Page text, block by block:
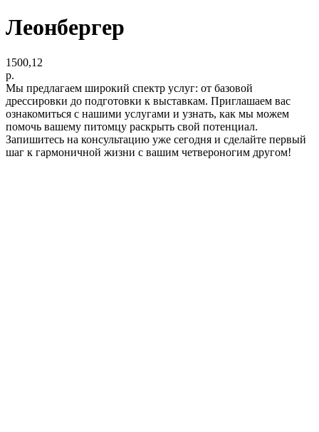
Леонбергер
1500,12
р.
Мы предлагаем широкий спектр услуг: от базовой
дрессировки до подготовки к выставкам. Приглашаем вас
ознакомиться с нашими услугами и узнать, как мы можем
помочь вашему питомцу раскрыть свой потенциал.
Запишитесь на консультацию уже сегодня и сделайте первый
шаг к гармоничной жизни с вашим четвероногим другом!